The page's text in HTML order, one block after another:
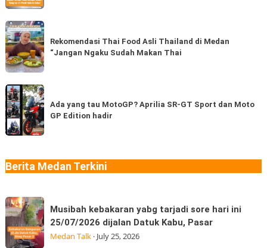
Ternama
dari
Thailand,
kamu
sudah
coba
berapa
jenis?
Rekomendasi
Thai
Food
Asli
Thailand
di
Medan
“Jangan
Sudah
Makan
Rekomendasi Thai Food Asli Thailand di Medan
“Jangan Ngaku Sudah Makan Thai
Ada
yang
tau
MotoGP?
SR-
GT
dan
Moto
GP
Ada yang tau MotoGP? Aprilia SR-GT Sport dan Moto
GP Edition hadir
Berita Medan Terkini
Musibah
kebakaran
yabg
Musibah kebakaran yabg tarjadi sore hari ini
25/07/2026 dijalan Datuk Kabu, Pasar
Medan Talk· July 25, 2026